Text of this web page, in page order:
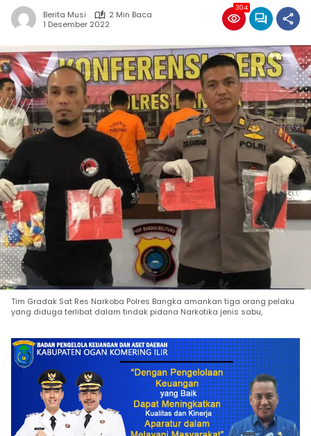
Berita Musi
2 Min Baca
1 Desember 2022
304
Tim Gradak Sat Res Narkoba Polres Bangka amankan tiga orang pelaku
yang diduga terlibat dalam tindak pidana Narkotika jenis sabu,